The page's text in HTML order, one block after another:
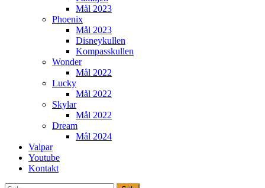
Mål 2023
Phoenix
Mål 2023
Disneykullen
Kompasskullen
Wonder
Mål 2022
Lucky
Mål 2022
Skylar
Mål 2022
Dream
Mål 2024
Valpar
Youtube
Kontakt